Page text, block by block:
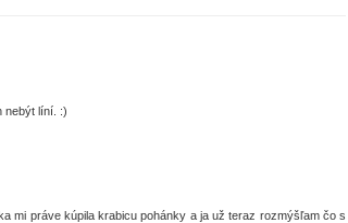
nebýt líní. :)
mi práve kúpila krabicu pohánky a ja už teraz rozmýšľam čo s